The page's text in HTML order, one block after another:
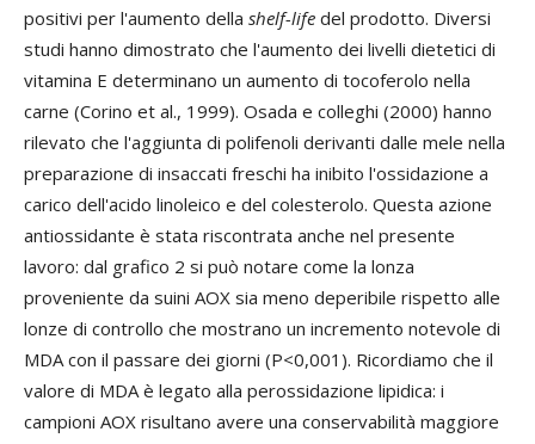
positivi per l'aumento della shelf-life del prodotto. Diversi
studi hanno dimostrato che l'aumento dei livelli dietetici di
vitamina E determinano un aumento di tocoferolo nella
carne (Corino et al., 1999). Osada e colleghi (2000) hanno
rilevato che l'aggiunta di polifenoli derivanti dalle mele nella
preparazione di insaccati freschi ha inibito l'ossidazione a
carico dell'acido linoleico e del colesterolo. Questa azione
antiossidante è stata riscontrata anche nel presente
lavoro: dal grafico 2 si può notare come la lonza
proveniente da suini AOX sia meno deperibile rispetto alle
lonze di controllo che mostrano un incremento notevole di
MDA con il passare dei giorni (P<0,001). Ricordiamo che il
valore di MDA è legato alla perossidazione lipidica: i
campioni AOX risultano avere una conservabilità maggiore